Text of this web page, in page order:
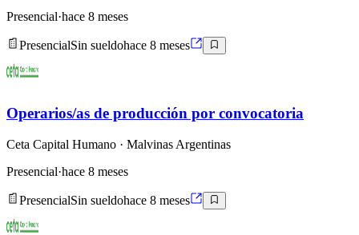
Presencial·hace 8 meses
PresencialSin sueldohace 8 meses
Operarios/as de producción por convocatoria
Ceta Capital Humano · Malvinas Argentinas
Presencial·hace 8 meses
PresencialSin sueldohace 8 meses